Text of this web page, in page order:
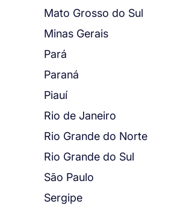
Mato Grosso do Sul
Minas Gerais
Pará
Paraná
Piauí
Rio de Janeiro
Rio Grande do Norte
Rio Grande do Sul
São Paulo
Sergipe